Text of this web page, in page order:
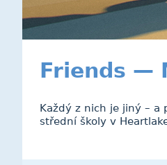
Friends —
Každý z nich je jiný – a
střední školy v